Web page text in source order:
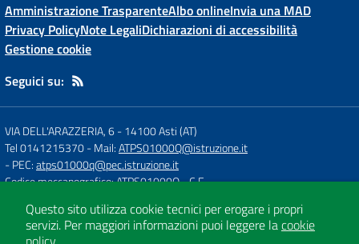
Amministrazione TrasparenteAlbo onlineInvia una MAD
Privacy PolicyNote LegaliDichiarazioni di accessibilità
Gestione cookie
Seguici su:
VIA DELL'ARAZZERIA, 6-14100 Asti (AT)
Tel 0141215370- Mail:ATPS01000Q@istruzione.it
- PEC:atps01000q@pec.istruzione.it
Codice meccanografico: ATPS01000Q- C.F.
Concept & Design by
Designers Italia
Questo sito utilizza cookie tecnici per erogare i propri
servizi. Per maggiori informazioni puoi leggere lacookie